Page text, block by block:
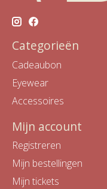
Categorieën
Cadeaubon
Eyewear
Accessoires
Mijn account
Registreren
Mijn bestellingen
Mijn tickets